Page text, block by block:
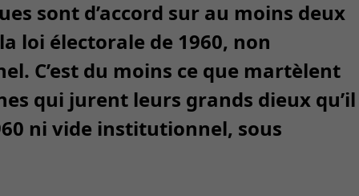
sont d’accord sur au moins deux
loi électorale de 1960, non
C’est du moins ce que martèlent
qui jurent leurs grands dieux qu’il
ni vide institutionnel, sous